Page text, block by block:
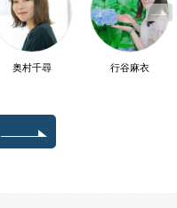
奥村千尋 行谷麻衣